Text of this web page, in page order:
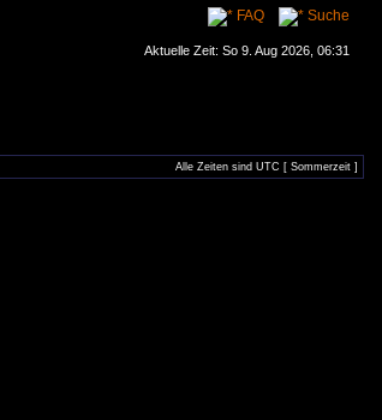
FAQ Suche
Aktuelle Zeit: So 9. Aug 2026, 06:31
Alle Zeiten sind UTC [ Sommerzeit ]